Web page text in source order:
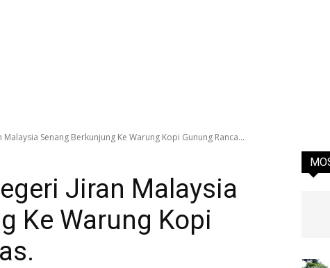
Senang Berkunjung Ke Warung Kopi Gunung Ranca...
Jiran Malaysia
Ke Warung Kopi